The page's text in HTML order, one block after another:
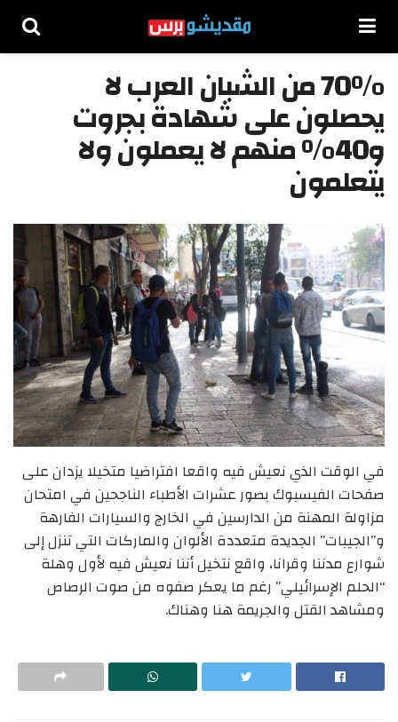
70% من الشبان العرب لا
يحصلون على شهادة بجروت
و40% منهم لا يعملون ولا
يتعلمون
في الوقت الذي نعيش فيه واقعا افتراضيا متخيلا يزدان على
صفحات الفيسبوك بصور عشرات الأطباء الناجحين في امتحان
مزاولة المهنة من الدارسين في الخارج والسيارات الفارهة
و”الجيبات” الجديدة متعددة الألوان والماركات التي تنزل إلى
شوارع مدننا وقرانا، واقع نتخيل أننا نعيش فيه لأول وهلة
“الحلم الإسرائيلي” رغم ما يعكر صفوه من صوت الرصاص
ومشاهد القتل والجريمة هنا وهناك.